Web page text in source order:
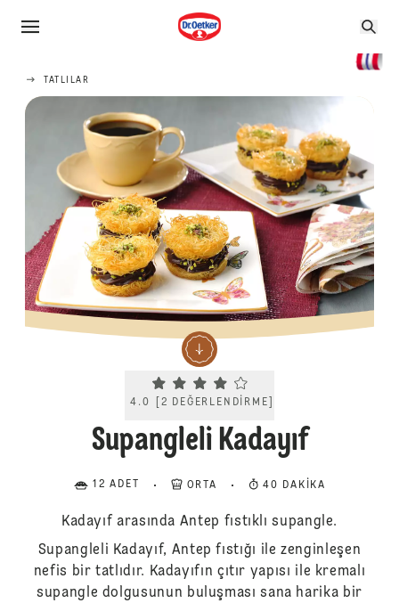
TATLILAR
Current rating 4.0. Click to rate.
4.0 2 DEĞERLENDIRME
Supangleli Kadayıf
12 ADET ORTA 40 DAKIKA
Kadayıf arasında Antep fıstıklı supangle.
Supangleli Kadayıf, Antep fıstığı ile zenginleşen
nefis bir tatlıdır. Kadayıfın çıtır yapısı ile kremalı
supangle dolgusunun buluşması sana harika bir